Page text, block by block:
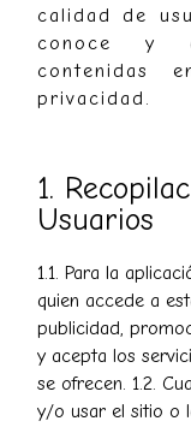
calidad de
conoce y
contenidas
privacidad.
1.
Usuarios
1.1. Para la
quien accede a
publicidad,
y acepta los
se ofrecen. 1.2.
y/o usar el sitio o